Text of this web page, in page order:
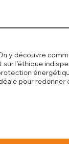
y découvre
l'éthique
pour redonner